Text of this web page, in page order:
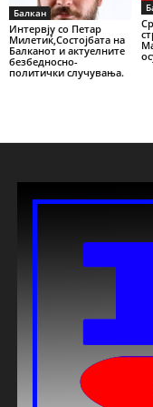
Балкан
Интервју со Петар
Милетиќ,Состојбата на
Балканот и актуелните
безбедносно-
политички случувања.